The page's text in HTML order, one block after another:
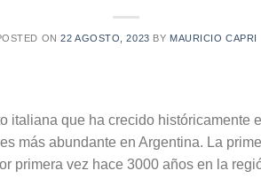
ON22 AGOSTO, 2023 BY MAURICIO CAPRI
italiana que ha crecido históricamente
más abundante en Argentina. La
primera vez hace 3000 años en la